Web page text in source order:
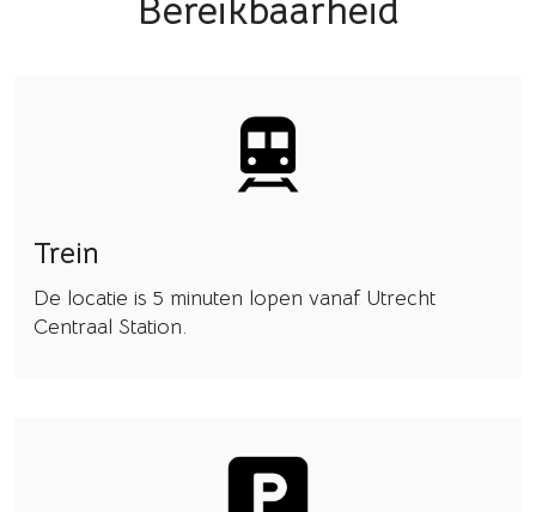
Bereikbaarheid
Trein
De locatie is 5 minuten lopen vanaf Utrecht
Centraal Station.